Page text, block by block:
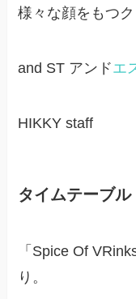
様々な顔をもつ
and ST アンドエ
HIKKY staff
タイムテーブル
「Spice Of
り。